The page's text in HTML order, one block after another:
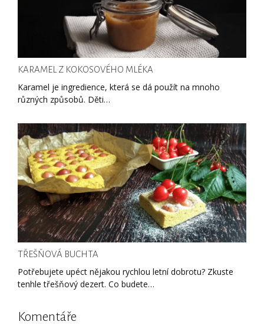
KARAMEL Z KOKOSOVÉHO MLÉKA
Karamel je ingredience, která se dá použít na mnoho
různých způsobů. Děti…
TŘEŠŇOVÁ BUCHTA
Potřebujete upéct nějakou rychlou letní dobrotu? Zkuste
tenhle třešňový dezert. Co budete…
Komentáře